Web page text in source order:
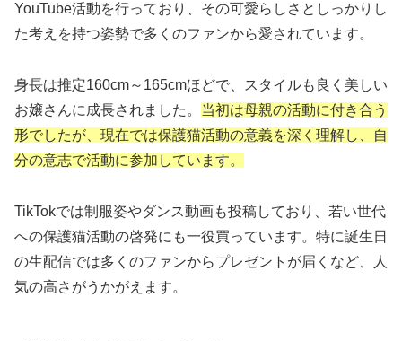
YouTube活動を行っており、その可愛らしさとしっかりし
た考えを持つ姿勢で多くのファンから愛されています。
身長は推定160cm～165cmほどで、スタイルも良く美しい
お嬢さんに成長されました。 当初は母親の活動に付き合う
形でしたが、現在では保護猫活動の意義を深く理解し、自
分の意志で活動に参加しています。
TikTokでは制服姿やダンス動画も投稿しており、若い世代
への保護猫活動の啓発にも一役買っています。特に誕生日
の生配信では多くのファンからプレゼントが届くなど、人
気の高さがうかがえます。